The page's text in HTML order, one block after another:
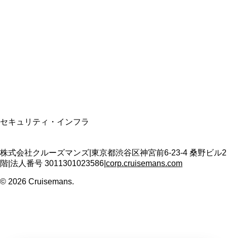
セキュリティ・インフラ
株式会社クルーズマンズ 東京都渋谷区神宮前6-23-4 桑野ビル2
階 法人番号 3011301023586 corp.cruisemans.com
© 2026 Cruisemans.